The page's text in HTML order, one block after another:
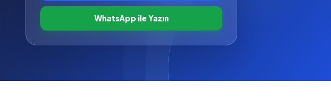
WhatsApp ile Yazın